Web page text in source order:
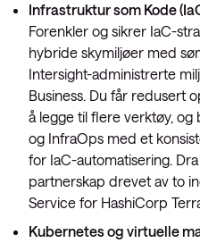
Infrastruktur som Kode
Forenkler og sikrer IaC-
hybride skymiljøer med
Intersight-administrerte
Business. Du får redusert
å legge til flere verktøy,
og InfraOps med et
for IaC-automatisering.
partnerskap drevet av to
Service for HashiCorp
Kubernetes og virtuelle